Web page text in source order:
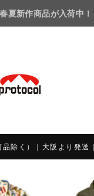
夏新作商品が入荷中！
除く）｜大阪より発